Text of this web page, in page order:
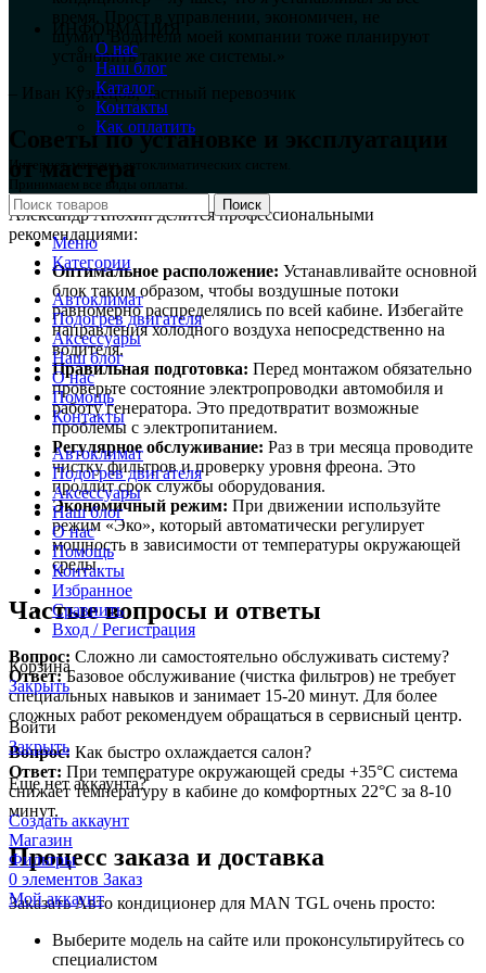
время. Прост в управлении, экономичен, не
шумит. Водители моей компании тоже планируют
установить такие же системы.»
– Иван Кузнецов, частный перевозчик
Советы по установке и эксплуатации
от мастера
Александр Анохин делится профессиональными
рекомендациями:
Оптимальное расположение: Устанавливайте основной
блок таким образом, чтобы воздушные потоки
равномерно распределялись по всей кабине. Избегайте
направления холодного воздуха непосредственно на
водителя.
Правильная подготовка: Перед монтажом обязательно
проверьте состояние электропроводки автомобиля и
работу генератора. Это предотвратит возможные
проблемы с электропитанием.
Регулярное обслуживание: Раз в три месяца проводите
чистку фильтров и проверку уровня фреона. Это
продлит срок службы оборудования.
Экономичный режим: При движении используйте
режим «Эко», который автоматически регулирует
мощность в зависимости от температуры окружающей
среды.
Частые вопросы и ответы
Вопрос: Сложно ли самостоятельно обслуживать систему?
Ответ:Базовое обслуживание (чистка фильтров) не требует
специальных навыков и занимает 15-20 минут. Для более
сложных работ рекомендуем обращаться в сервисный центр.
Вопрос: Как быстро охлаждается салон?
Ответ: При температуре окружающей среды +35°C система
снижает температуру в кабине до комфортных 22°C за 8-10
минут.
Процесс заказа и доставка
Заказать Авто кондиционер для MAN TGL очень просто:
Выберите модель на сайте или проконсультируйтесь со
специалистом
ИНФОРМАЦИЯ
О нас
Наш блог
Каталог
Контакты
Как оплатить
Интернет-магазин автоклиматических систем.
Принимаем все виды оплаты.
Поиск
Меню
Категории
Автоклимат
Подогрев двигателя
Аксессуары
Наш блог
О нас
Помощь
Контакты
Автоклимат
Подогрев двигателя
Аксессуары
Наш блог
О нас
Помощь
Контакты
Избранное
Сравнить
Вход / Регистрация
Корзина
Закрыть
Войти
Закрыть
Еще нет аккаунта?
Создать аккаунт
Магазин
Фильтры
0 элементов Заказ
Мой аккаунт